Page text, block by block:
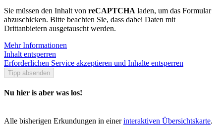
Sie müssen den Inhalt von reCAPTCHA laden, um das Formular
abzuschicken. Bitte beachten Sie, dass dabei Daten mit
Drittanbietern ausgetauscht werden.
Mehr Informationen
Inhalt entsperren
Erforderlichen Service akzeptieren und Inhalte entsperren
Tipp absenden
Nu hier is aber was los!
Alle bisherigen Erkundungen in einerinteraktiven Übersichtskarte.